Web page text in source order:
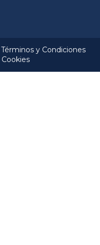
Términos y Condiciones